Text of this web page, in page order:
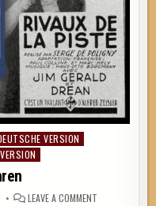
VERSION
LEAVE A COMMENT